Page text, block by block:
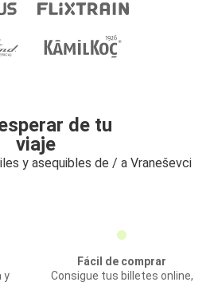
de tu
viaje
y asequibles de / a Vraneševci
y
Fácil de comprar
Consigue tus billetes online,